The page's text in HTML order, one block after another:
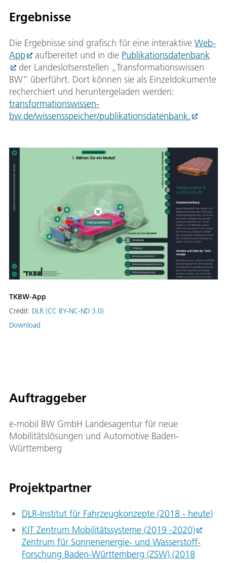
Ergebnisse
Die Ergebnisse sind grafisch für eine interaktive Web-
App
aufbereitet und in die Publikationsdatenbank
der Landeslotsenstellen „Transformationswissen
BW“ überführt. Dort können sie als Einzeldokumente
recherchiert und heruntergeladen werden:
transformationswissen-
bw.de/wissensspeicher/publikationsdatenbank.
TKBW-App
Credit: DLR (CC BY-NC-ND 3.0)
Download
Auftraggeber
e-mobil BW GmbH Landesagentur für neue
Mobilitätslösungen und Automotive Baden-
Württemberg
Projektpartner
DLR-Institut für Fahrzeugkonzepte (2018 - heute)
KIT Zentrum Mobilitätssysteme (2019 -2020)
Zentrum für Sonnenenergie- und Wasserstoff-
Forschung Baden-Württemberg (ZSW) (2018